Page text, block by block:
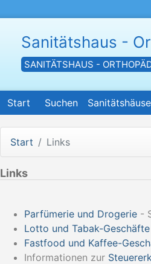
Sanitätshaus -
SANITÄTSHAUS -
Start Suchen
Start Links
Links
Parfümerie und Drogerie -
Lotto und Tabak-Geschäfte
Fastfood und Kaffee-
Informationen zur